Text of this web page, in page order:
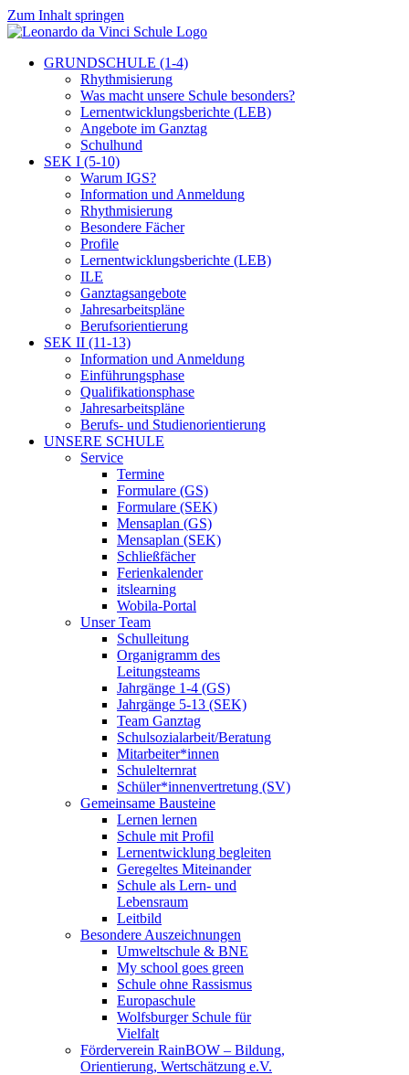
Zum Inhalt springen
GRUNDSCHULE (1-4)
Rhythmisierung
Was macht unsere Schule besonders?
Lernentwicklungsberichte (LEB)
Angebote im Ganztag
Schulhund
SEK I (5-10)
Warum IGS?
Information und Anmeldung
Rhythmisierung
Besondere Fächer
Profile
Lernentwicklungsberichte (LEB)
ILE
Ganztagsangebote
Jahresarbeitspläne
Berufsorientierung
SEK II (11-13)
Information und Anmeldung
Einführungsphase
Qualifikationsphase
Jahresarbeitspläne
Berufs- und Studienorientierung
UNSERE SCHULE
Service
Termine
Formulare (GS)
Formulare (SEK)
Mensaplan (GS)
Mensaplan (SEK)
Schließfächer
Ferienkalender
itslearning
Wobila-Portal
Unser Team
Schulleitung
Organigramm des
Leitungsteams
Jahrgänge 1-4 (GS)
Jahrgänge 5-13 (SEK)
Team Ganztag
Schulsozialarbeit/Beratung
Mitarbeiter*innen
Schulelternrat
Schüler*innenvertretung (SV)
Gemeinsame Bausteine
Lernen lernen
Schule mit Profil
Lernentwicklung begleiten
Geregeltes Miteinander
Schule als Lern- und
Lebensraum
Leitbild
Besondere Auszeichnungen
Umweltschule & BNE
My school goes green
Schule ohne Rassismus
Europaschule
Wolfsburger Schule für
Vielfalt
Förderverein RainBOW – Bildung,
Orientierung, Wertschätzung e.V.